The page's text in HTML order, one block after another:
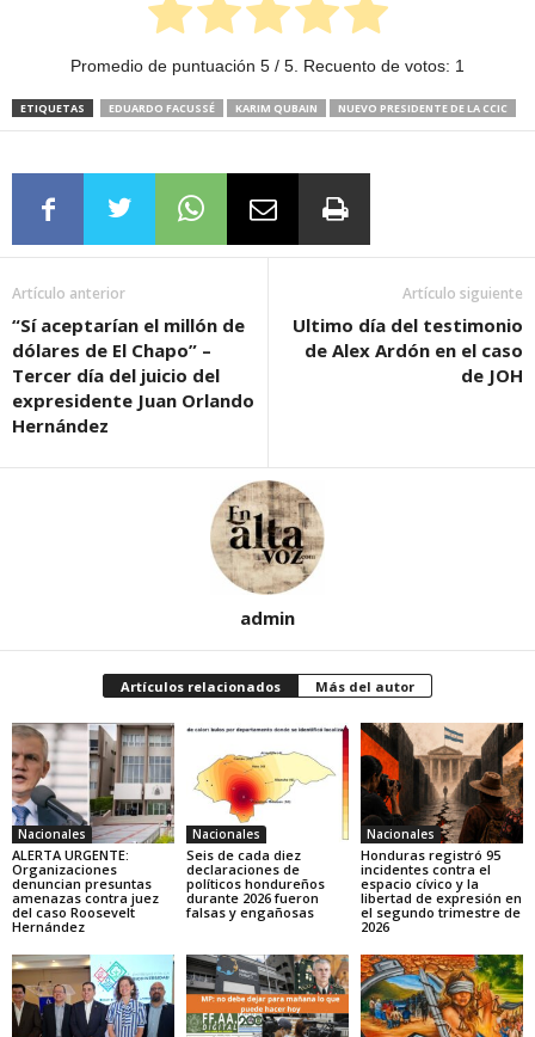
Promedio de puntuación 5 / 5. Recuento de votos: 1
ETIQUETAS EDUARDO FACUSSÉ KARIM QUBAIN NUEVO PRESIDENTE DE LA CCIC
Artículo anterior
“Sí aceptarían el millón de
dólares de El Chapo” –
Tercer día del juicio del
expresidente Juan Orlando
Hernández
Artículo siguiente
Ultimo día del testimonio
de Alex Ardón en el caso
de JOH
admin
Artículos relacionados Más del autor
Nacionales
ALERTA URGENTE:
Organizaciones
denuncian presuntas
amenazas contra juez
del caso Roosevelt
Hernández
Nacionales
Seis de cada diez
declaraciones de
políticos hondureños
durante 2026 fueron
falsas y engañosas
Nacionales
Honduras registró 95
incidentes contra el
espacio cívico y la
libertad de expresión en
el segundo trimestre de
2026